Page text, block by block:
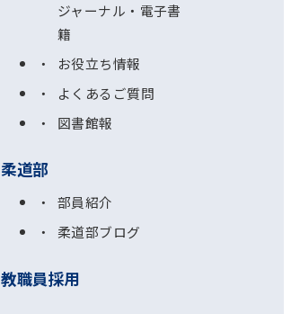
ジャーナル・電子書
籍
お役立ち情報
よくあるご質問
図書館報
柔道部
部員紹介
柔道部ブログ
教職員採用